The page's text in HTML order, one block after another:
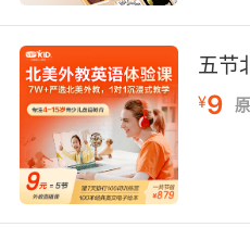
“crescendo（渐强）”
绑定，将认知负荷降低
证实，视听联觉训练可
（Patel, 2014）。
三、语境缺失与迁移壁垒
脱离音乐实践场景的孤
惰性”现象。社会文化理
五节
¥9